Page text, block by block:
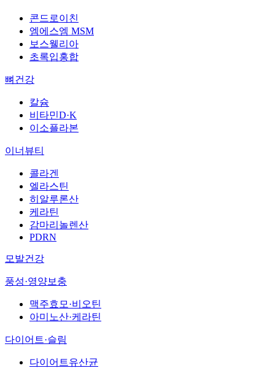
콘드로이친
엠에스엠 MSM
보스웰리아
초록입홍합
뼈건강
칼슘
비타민D·K
이소플라본
이너뷰티
콜라겐
엘라스틴
히알루론산
케라틴
감마리놀렌산
PDRN
모발건강
풍성·영양보충
맥주효모·비오틴
아미노산·케라틴
다이어트·슬림
다이어트유산균